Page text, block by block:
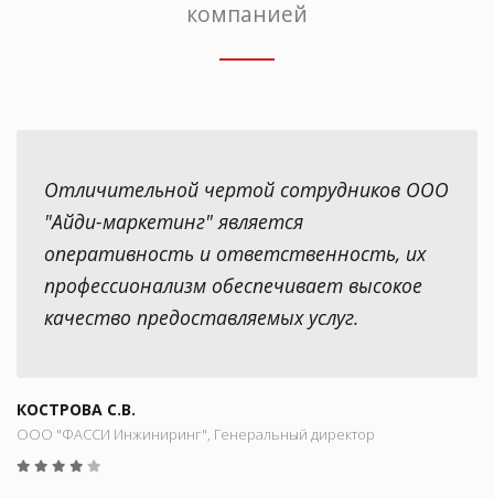
компанией
Отличительной чертой сотрудников ООО
"Айди-маркетинг" является
оперативность и ответственность, их
профессионализм обеспечивает высокое
качество предоставляемых услуг.
КОСТРОВА С.В.
ООО "ФАССИ Инжиниринг", Генеральный директор